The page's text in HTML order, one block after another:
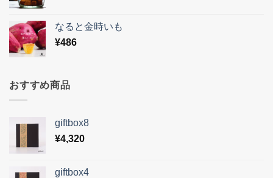
なると金時いも
¥486
おすすめ商品
giftbox8
¥4,320
giftbox4